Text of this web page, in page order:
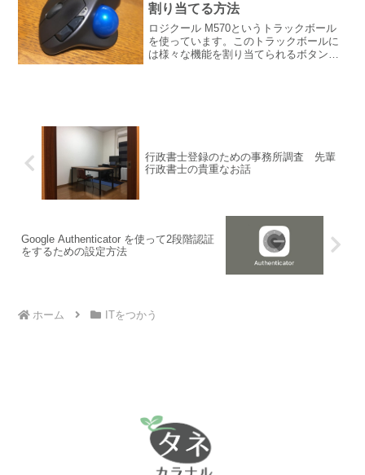
割り当てる方法
ロジクール M570というトラックボール
を使っています。このトラックボールに
は様々な機能を割り当てられるボタンが
行政書士登録のための事務所調査 先輩
行政書士の貴重なお話
Google Authenticator を使って2段階認証
をするための設定方法
ホーム ITをつかう